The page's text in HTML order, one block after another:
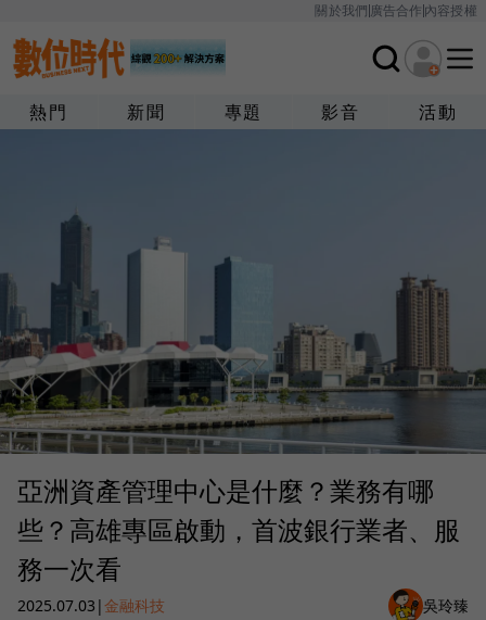
關於我們廣告合作內容授權
熱門 新聞 專題 影音 活動
亞洲資產管理中心是什麼？業務有哪
些？高雄專區啟動，首波銀行業者、服
務一次看
2025.07.03 |金融科技 吳玲臻